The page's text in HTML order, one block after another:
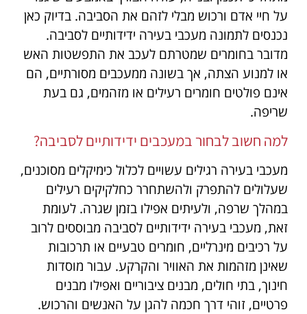
על חיי אדם ורכוש מבלי לזהם את הסביבה. בדיוק כאן
נכנסים לתמונה מעכבי בעירה ידידותיים לסביבה.
מדובר בחומרים שמטרתם לעכב את התפשטות האש
או למנוע הצתה, אך בשונה ממעכבים מסורתיים, הם
אינם פולטים חומרים רעילים או מזהמים, גם בעת
שריפה.
למה חשוב לבחור במעכבים ידידותיים לסביבה?
מעכבי בעירה רגילים עשויים לכלול כימיקלים מסוכנים,
שעלולים להתפרק ולהשתחרר כחלקיקים רעילים
במהלך שרפה, ולעיתים אפילו בזמן שגרה. לעומת
זאת, מעכבי בעירה ידידותיים לסביבה מבוססים לרוב
על רכיבים מינרליים, חומרים טבעיים או תרכובות
שאינן מזהמות את האוויר והקרקע. עבור מוסדות
חינוך, בתי חולים, מבנים ציבוריים ואפילו מבנים
פרטיים, זוהי דרך חכמה להגן על האנשים והרכוש.